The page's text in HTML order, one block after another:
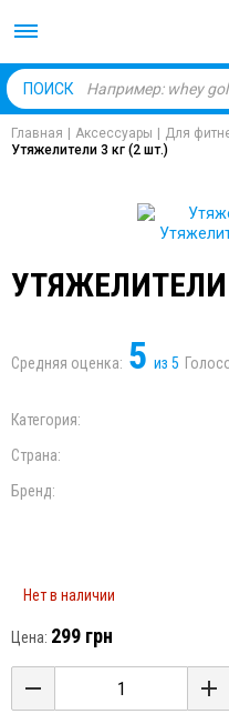
ПОИСК
Главная Аксессуары Для
Утяжелители 3 кг (2 шт.)
Средняя оценка: 5 из 5
Категория:
Страна:
Бренд:
Нет в наличии
Цена: 299 грн